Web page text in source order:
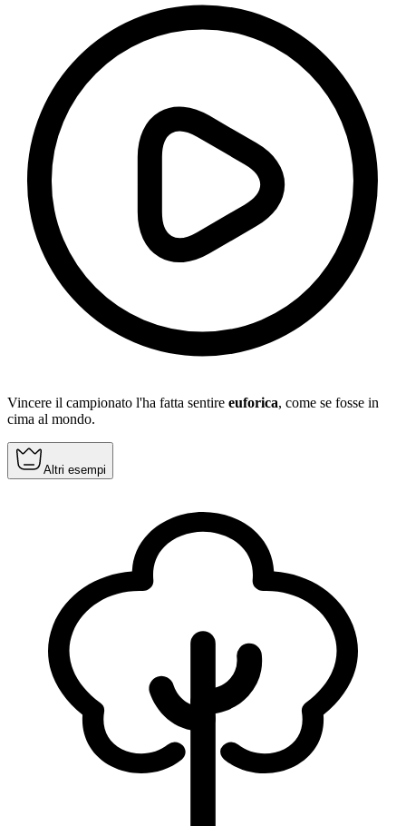
Vincere il campionato l'ha fatta sentire euforica, come se fosse in
cima al mondo.
Altri esempi